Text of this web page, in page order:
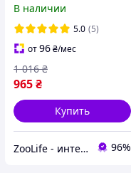
активированным углем
AnimAll 60 х 60 см 50
шт
В наличии
5.0 (5)
от96₴/мес
965₴
1 016 ₴
Купить
ZooLife - интернет-магазин товаров для животных 96%